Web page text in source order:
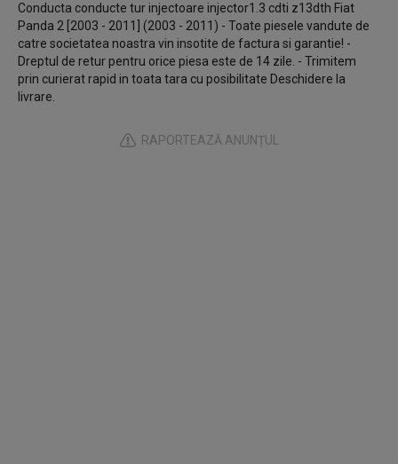
Conducta conducte tur injectoare injector1.3 cdti z13dth Fiat
Panda 2 [2003 - 2011] (2003 - 2011) - Toate piesele vandute de
catre societatea noastra vin insotite de factura si garantie! -
Dreptul de retur pentru orice piesa este de 14 zile. - Trimitem
prin curierat rapid in toata tara cu posibilitate Deschidere la
livrare.
RAPORTEAZĂ ANUNȚUL